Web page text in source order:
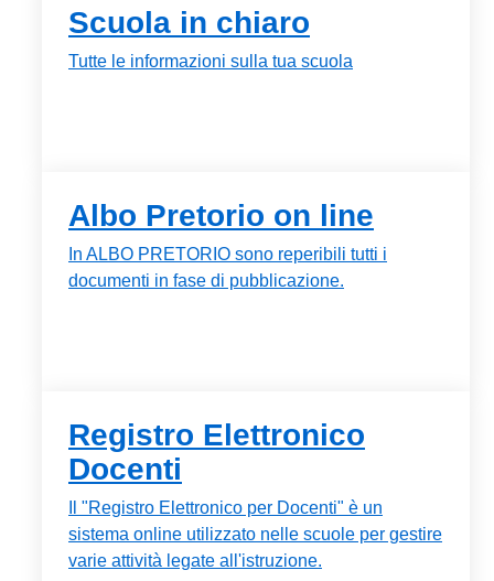
Scuola in chiaro
Tutte le informazioni sulla tua scuola
Albo Pretorio on line
In ALBO PRETORIO sono reperibili tutti i
documenti in fase di pubblicazione.
Registro Elettronico
Docenti
Il "Registro Elettronico per Docenti" è un
sistema online utilizzato nelle scuole per gestire
varie attività legate all'istruzione.